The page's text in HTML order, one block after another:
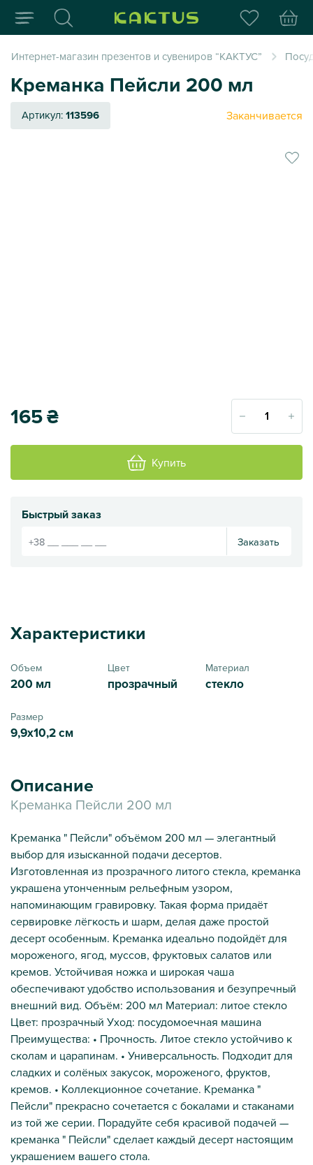
Интернет-магазин
Интернет-магазин презентов и сувениров “КАКТУС”
Креманка Пейсли 200 мл
Артикул:113596 Заканчивается
165₴
Купить
Быстрый заказ
Заказать
Характеристики
Объем
200 мл
Цвет
прозрачный
Материал
стекло
Размер
9,9х10,2 см
Описание
Креманка Пейсли 200 мл
Креманка " Пейсли" объёмом 200 мл — элегантный
выбор для изысканной подачи десертов.
Изготовленная из прозрачного литого стекла, креманка
украшена утонченным рельефным узором,
напоминающим гравировку. Такая форма придаёт
сервировке лёгкость и шарм, делая даже простой
десерт особенным. Креманка идеально подойдёт для
мороженого, ягод, муссов, фруктовых салатов или
кремов. Устойчивая ножка и широкая чаша
обеспечивают удобство использования и безупречный
внешний вид. Объём: 200 мл Материал: литое стекло
Цвет: прозрачный Уход: посудомоечная машина
Преимущества: • Прочность. Литое стекло устойчиво к
сколам и царапинам. • Универсальность. Подходит для
сладких и солёных закусок, мороженого, фруктов,
кремов. • Коллекционное сочетание. Креманка "
Пейсли" прекрасно сочетается с бокалами и стаканами
из той же серии. Порадуйте себя красивой подачей —
креманка " Пейсли" сделает каждый десерт настоящим
украшением вашего стола.